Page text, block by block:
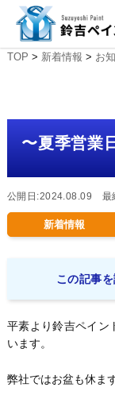
TOP > 新着情報 > お
〜夏季営業
公開日:2024.08.09 最
新着情報
この記事
平素より鈴吉ペイン
います。
弊社ではお盆も休ま